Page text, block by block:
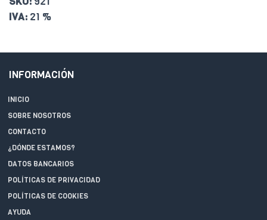
IVA: 21 %
INFORMACIÓN
INICIO
SOBRE NOSOTROS
CONTACTO
¿DÓNDE ESTAMOS?
DATOS BANCARIOS
POLÍTICAS DE PRIVACIDAD
POLÍTICAS DE COOKIES
AYUDA